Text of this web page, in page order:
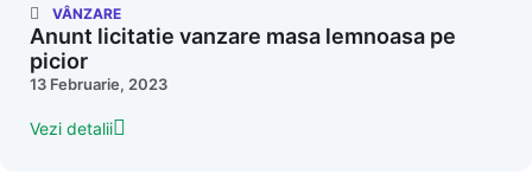
VÂNZARE
Anunt licitatie vanzare masa lemnoasa pe
picior
13 Februarie, 2023
Vezi detalii